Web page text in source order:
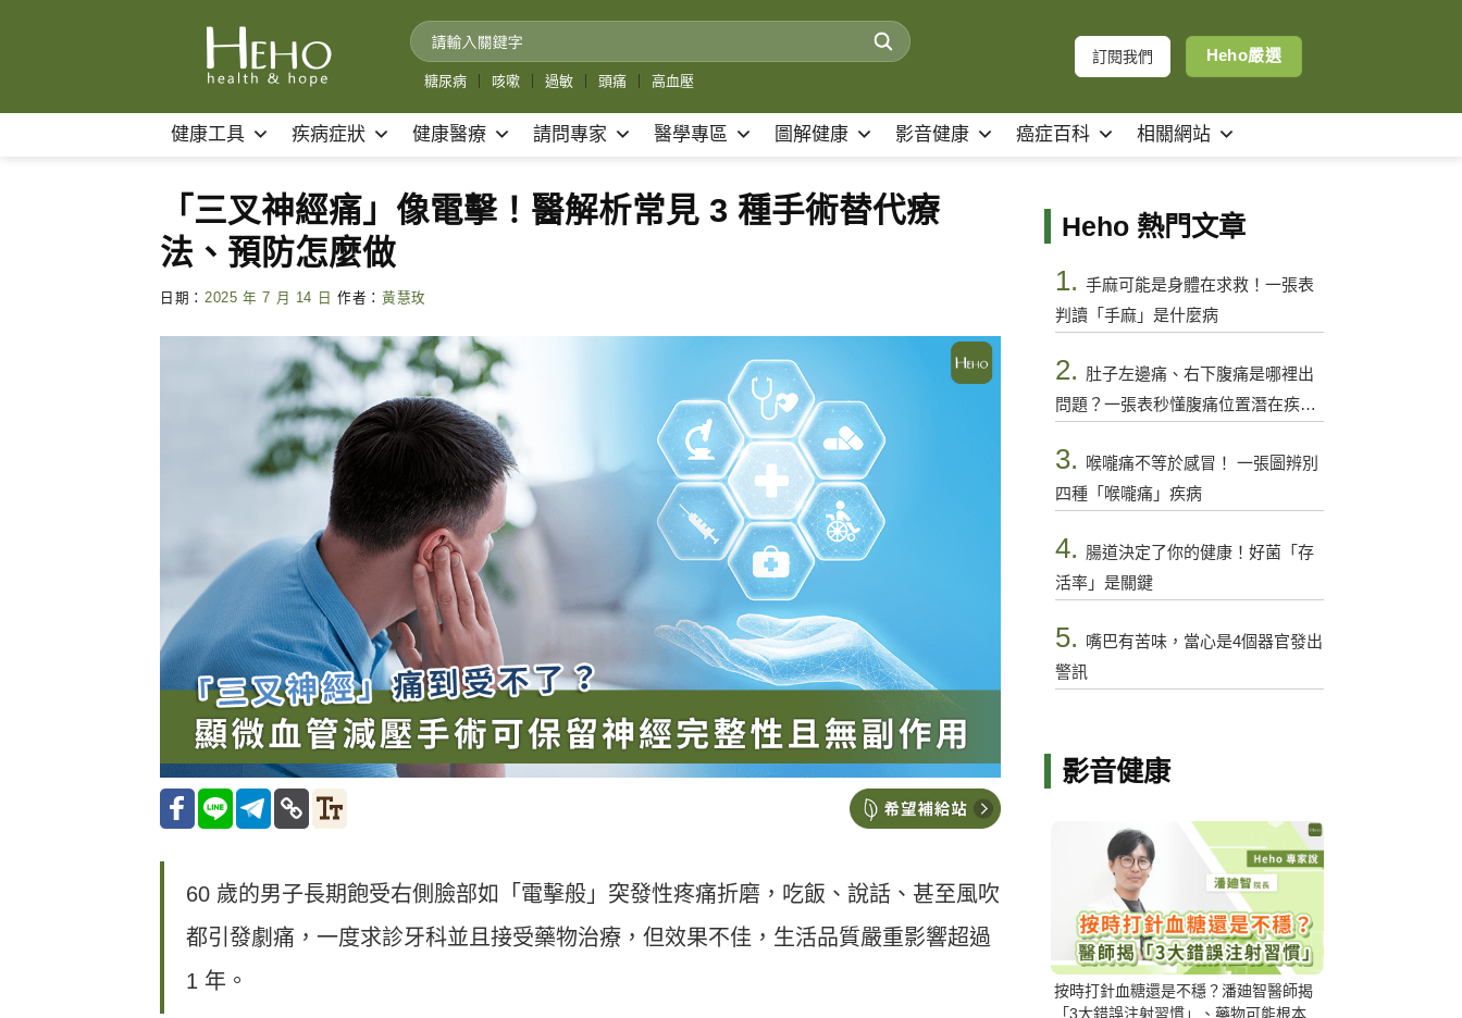
糖尿病 咳嗽 過敏 頭痛 高血壓
訂閱我們 Heho嚴選
健康工具 疾病症狀 健康醫療 請問專家 醫學專區 圖解健康 影音健康 癌症百科 相關網站
「三叉神經痛」像電擊！醫解析常見 3 種手術替代療
法、預防怎麼做
日期： 2025 年 7 月 14 日 作者： 黃慧玫
60 歲的男子長期飽受右側臉部如「電擊般」突發性疼痛折磨，吃飯、說話、甚至風吹
都引發劇痛，一度求診牙科並且接受藥物治療，但效果不佳，生活品質嚴重影響超過
1 年。
Heho 熱門文章
1. 手麻可能是身體在求救！一張表
判讀「手麻」是什麼病
2. 肚子左邊痛、右下腹痛是哪裡出
問題？一張表秒懂腹痛位置潛在疾病
3.
喉嚨痛不等於感冒！ 一張圖辨別
四種「喉嚨痛」疾病
4. 腸道決定了你的健康！好菌「存
活率」是關鍵
5. 嘴巴有苦味，當心是4個器官發出
警訊
影音健康
按時打針血糖還是不穩？潘廸智醫師揭
「3大錯誤注射習慣」、藥物可能根本沒